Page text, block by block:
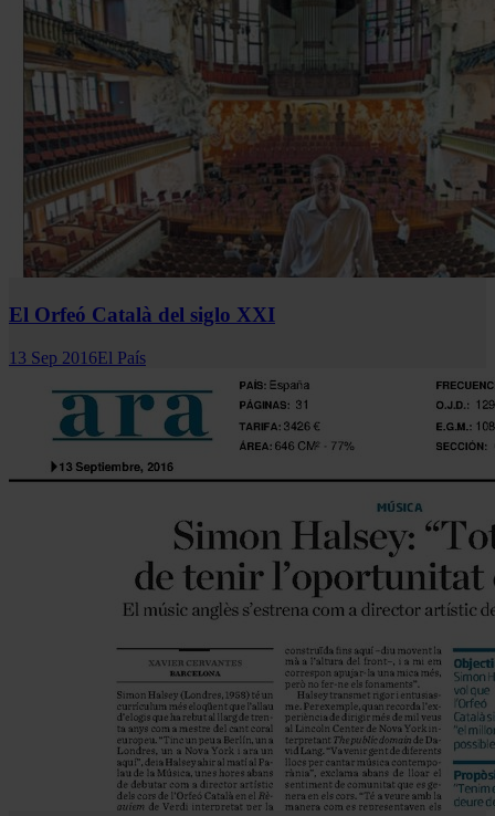
El Orfeó Català del siglo XXI
13 Sep 2016El País